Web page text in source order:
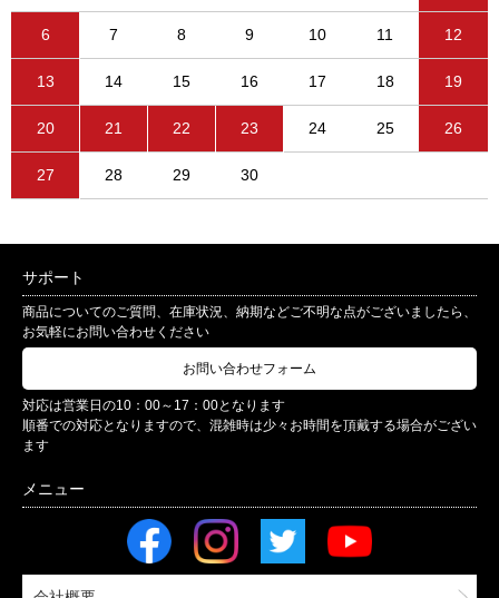
6 7 8 9 10 11 12
13 14 15 16 17 18 19
20 21 22 23 24 25 26
27 28 29 30
サポート
商品についてのご質問、在庫状況、納期などご不明な点がございましたら、
お気軽にお問い合わせください
お問い合わせフォーム
対応は営業日の10：00～17：00となります
順番での対応となりますので、混雑時は少々お時間を頂戴する場合がござい
ます